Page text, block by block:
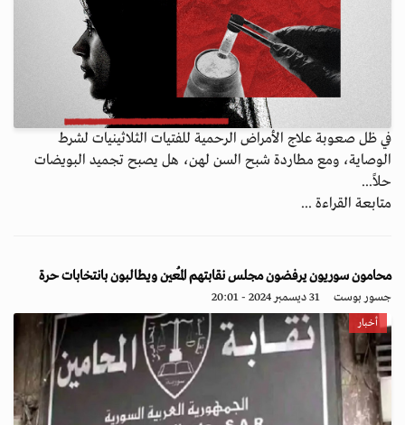
في ظل صعوبة علاج الأمراض الرحمية للفتيات الثلاثينيات لشرط
الوصاية، ومع مطاردة شبح السن لهن، هل يصبح تجميد البويضات
حلاً...
متابعة القراءة ...
محامون سوريون يرفضون مجلس نقابتهم المُعين ويطالبون بانتخابات حرة
جسور بوست 31 ديسمبر 2024 - 20:01
أخبار